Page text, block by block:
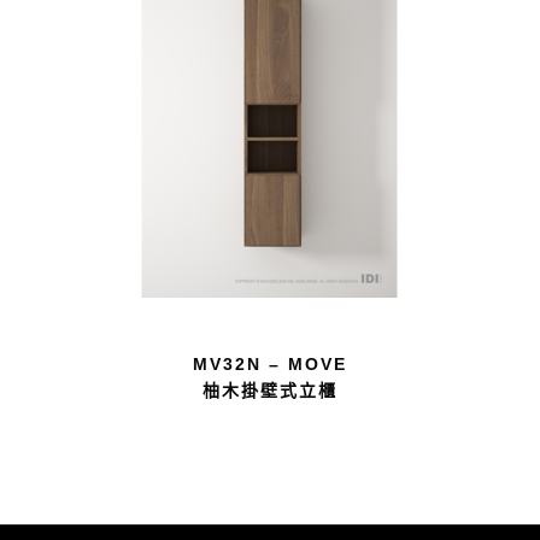
MV32N – MOVE
柚木掛壁式立櫃